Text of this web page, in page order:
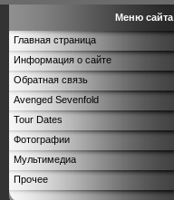
Меню сайта
Главная страница
Информация о сайте
Обратная связь
Avenged Sevenfold
Tour Dates
Фотографии
Мультимедиа
Прочее